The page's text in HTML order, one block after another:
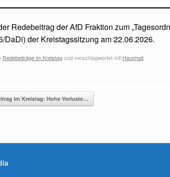
Redebeitrag der AfD Fraktion zum
DaDi) der Kreistagssitzung am 22.06.2026.
Redebeiträge im Kreistagund verschlagwortet mit Haushalt
im Kreistag: Hohe Verluste…